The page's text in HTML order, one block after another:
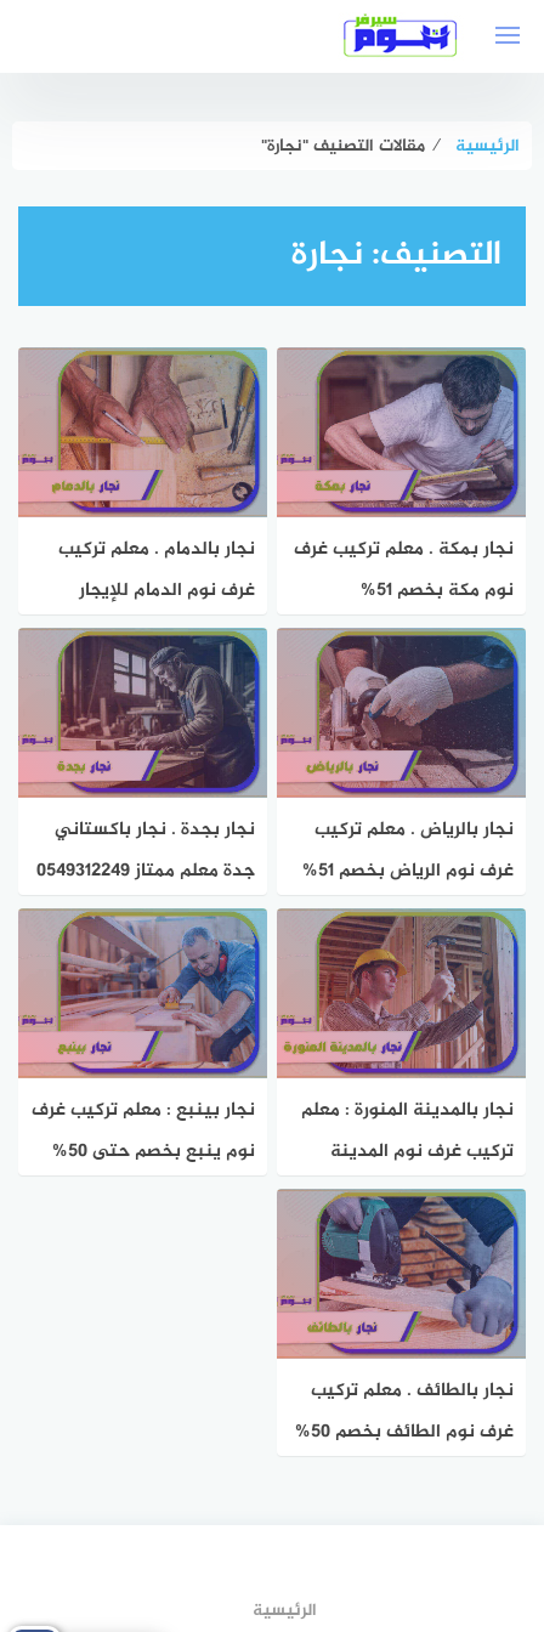
الرئيسية ⁄ مقالات التصنيف "نجارة"
التصنيف:نجارة
نجار بمكة . معلم تركيب غرف
نوم مكة بخصم 51%
0543693221 هوم سيرفر
نجار بالدمام . معلم تركيب
غرف نوم الدمام للإيجار
بخصم 57% هوم سيرفر
نجار بالرياض . معلم تركيب
غرف نوم الرياض بخصم 51%
هوم سيرفر
نجار بجدة . نجار باكستاني
جدة معلم ممتاز 0549312249
هوم سيرفر
نجار بالمدينة المنورة : معلم
تركيب غرف نوم المدينة
بخصم 51% هوم سيرفر
نجار بينبع : معلم تركيب غرف
نوم ينبع بخصم حتى 50%
نجار بالطائف . معلم تركيب
غرف نوم الطائف بخصم 50%
الرئيسية